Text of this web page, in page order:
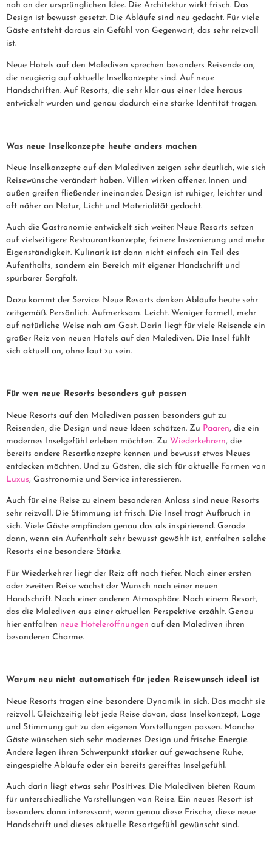
nah an der ursprünglichen Idee. Die Architektur wirkt frisch. Das
Design ist bewusst gesetzt. Die Abläufe sind neu gedacht. Für viele
Gäste entsteht daraus ein Gefühl von Gegenwart, das sehr reizvoll
ist.
Neue Hotels auf den Malediven sprechen besonders Reisende an,
die neugierig auf aktuelle Inselkonzepte sind. Auf neue
Handschriften. Auf Resorts, die sehr klar aus einer Idee heraus
entwickelt wurden und genau dadurch eine starke Identität tragen.
Was neue Inselkonzepte heute anders machen
Neue Inselkonzepte auf den Malediven zeigen sehr deutlich, wie sich
Reisewünsche verändert haben. Villen wirken offener. Innen und
außen greifen fließender ineinander. Design ist ruhiger, leichter und
oft näher an Natur, Licht und Materialität gedacht.
Auch die Gastronomie entwickelt sich weiter. Neue Resorts setzen
auf vielseitigere Restaurantkonzepte, feinere Inszenierung und mehr
Eigenständigkeit. Kulinarik ist dann nicht einfach ein Teil des
Aufenthalts, sondern ein Bereich mit eigener Handschrift und
spürbarer Sorgfalt.
Dazu kommt der Service. Neue Resorts denken Abläufe heute sehr
zeitgemäß. Persönlich. Aufmerksam. Leicht. Weniger formell, mehr
auf natürliche Weise nah am Gast. Darin liegt für viele Reisende ein
großer Reiz von neuen Hotels auf den Malediven. Die Insel fühlt
sich aktuell an, ohne laut zu sein.
Für wen neue Resorts besonders gut passen
Neue Resorts auf den Malediven passen besonders gut zu
Reisenden, die Design und neue Ideen schätzen. Zu Paaren, die ein
modernes Inselgefühl erleben möchten. Zu Wiederkehrern, die
bereits andere Resortkonzepte kennen und bewusst etwas Neues
entdecken möchten. Und zu Gästen, die sich für aktuelle Formen von
Luxus, Gastronomie und Service interessieren.
Auch für eine Reise zu einem besonderen Anlass sind neue Resorts
sehr reizvoll. Die Stimmung ist frisch. Die Insel trägt Aufbruch in
sich. Viele Gäste empfinden genau das als inspirierend. Gerade
dann, wenn ein Aufenthalt sehr bewusst gewählt ist, entfalten solche
Resorts eine besondere Stärke.
Für Wiederkehrer liegt der Reiz oft noch tiefer. Nach einer ersten
oder zweiten Reise wächst der Wunsch nach einer neuen
Handschrift. Nach einer anderen Atmosphäre. Nach einem Resort,
das die Malediven aus einer aktuellen Perspektive erzählt. Genau
hier entfalten neue Hoteleröffnungen auf den Malediven ihren
besonderen Charme.
Warum neu nicht automatisch für jeden Reisewunsch ideal ist
Neue Resorts tragen eine besondere Dynamik in sich. Das macht sie
reizvoll. Gleichzeitig lebt jede Reise davon, dass Inselkonzept, Lage
und Stimmung gut zu den eigenen Vorstellungen passen. Manche
Gäste wünschen sich sehr modernes Design und frische Energie.
Andere legen ihren Schwerpunkt stärker auf gewachsene Ruhe,
eingespielte Abläufe oder ein bereits gereiftes Inselgefühl.
Auch darin liegt etwas sehr Positives. Die Malediven bieten Raum
für unterschiedliche Vorstellungen von Reise. Ein neues Resort ist
besonders dann interessant, wenn genau diese Frische, diese neue
Handschrift und dieses aktuelle Resortgefühl gewünscht sind.